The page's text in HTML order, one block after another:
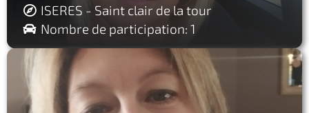
ISERES - Saint clair de la tour
Nombre de participation: 1